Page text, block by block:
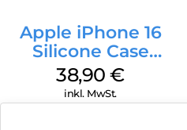
Apple iPhone 16
Silicone Case
MagSafe
Ultramarine
38,90€
inkl. MwSt.